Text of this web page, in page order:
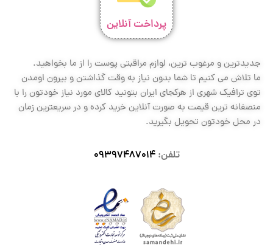
پرداخت آنلاین
جدیدترین و مرغوب ترین، لوازم مراقبتی پوست را از ما بخواهید.
ما تلاش می کنیم تا شما بدون نیاز به وقت گذاشتن و بیرون اومدن
توی ترافیک شهری از هرکجای ایران بتونید کالای مورد نیاز خودتون را با
منصفانه ترین قیمت به صورت آنلاین خرید کرده و در سریعترین زمان
در محل خودتون تحویل بگیرید.
تلفن:09397487014